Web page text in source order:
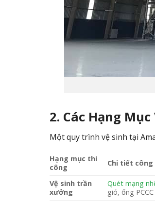
2. Các Hạng
Một quy trình vệ sinh tại
Hạng mục thi
công
Chi tiết công
Vệ sinh trần
xưởng
Quét mạng
gió, ống